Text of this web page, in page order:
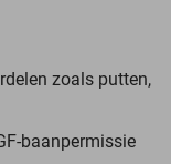
zoals putten,
baanpermissie